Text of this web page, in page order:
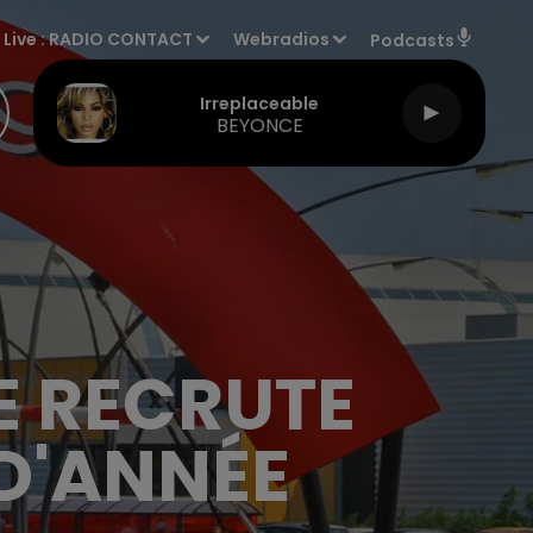
Live :RADIO CONTACT Webradios Podcasts
Irreplaceable
BEYONCE
RECRUTE